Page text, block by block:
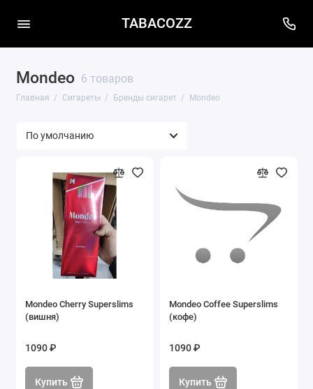
TABACOZZ
Mondeo 6 товаров
Главная Сигареты Бренды сигарет Mondeo
Mondeo Cherry Superslims
(вишня)
1090 ₽
Купить
Mondeo Coffee Superslims
(кофе)
1090 ₽
Купить